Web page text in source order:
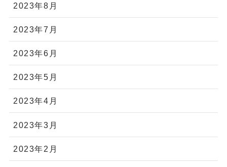
2023年8月
2023年7月
2023年6月
2023年5月
2023年4月
2023年3月
2023年2月